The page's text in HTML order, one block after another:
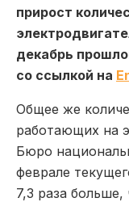
прирост
декабрь
со ссылкой на
Общее же
работающих на
Бюро
феврале
7,3 раза